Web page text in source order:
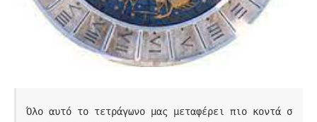
Όλο αυτό το τετράγωνο μας μεταφέρει πιο κοντά σ